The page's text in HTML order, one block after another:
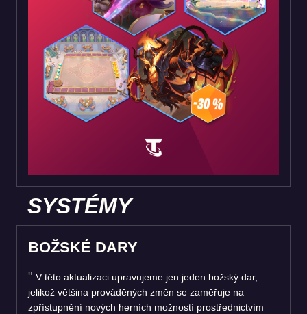
SYSTÉMY
BOŽSKÉ DARY
V této aktualizaci upravujeme jen jeden božský dar,
jelikož většina prováděných změn se zaměřuje na
zpřístupnění nových herních možností prostřednictvím